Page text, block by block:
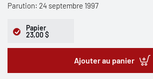
Parution: 24 septembre 1997
Papier
23,00 $
Ajouter au panier